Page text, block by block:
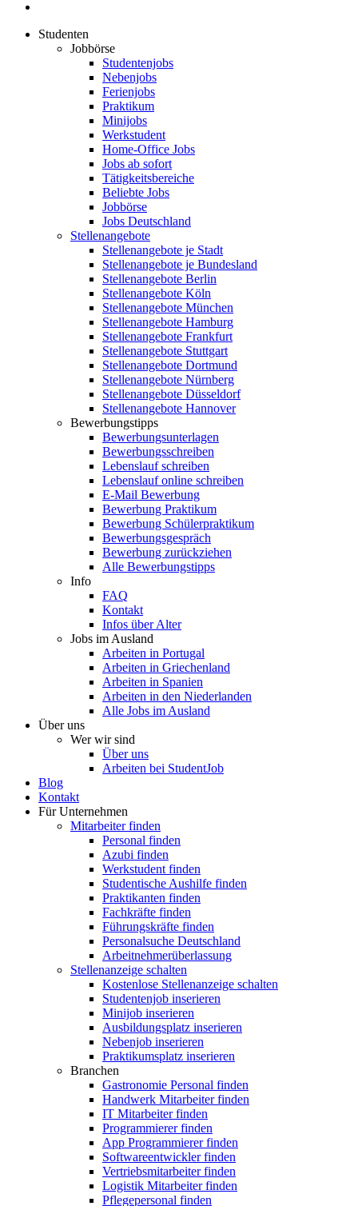
Studenten
Jobbörse
Studentenjobs
Nebenjobs
Ferienjobs
Praktikum
Minijobs
Werkstudent
Home-Office Jobs
Jobs ab sofort
Tätigkeitsbereiche
Beliebte Jobs
Jobbörse
Jobs Deutschland
Stellenangebote
Stellenangebote je Stadt
Stellenangebote je Bundesland
Stellenangebote Berlin
Stellenangebote Köln
Stellenangebote München
Stellenangebote Hamburg
Stellenangebote Frankfurt
Stellenangebote Stuttgart
Stellenangebote Dortmund
Stellenangebote Nürnberg
Stellenangebote Düsseldorf
Stellenangebote Hannover
Bewerbungstipps
Bewerbungsunterlagen
Bewerbungsschreiben
Lebenslauf schreiben
Lebenslauf online schreiben
E-Mail Bewerbung
Bewerbung Praktikum
Bewerbung Schülerpraktikum
Bewerbungsgespräch
Bewerbung zurückziehen
Alle Bewerbungstipps
Info
FAQ
Kontakt
Infos über Alter
Jobs im Ausland
Arbeiten in Portugal
Arbeiten in Griechenland
Arbeiten in Spanien
Arbeiten in den Niederlanden
Alle Jobs im Ausland
Über uns
Wer wir sind
Über uns
Arbeiten bei StudentJob
Blog
Kontakt
Für Unternehmen
Mitarbeiter finden
Personal finden
Azubi finden
Werkstudent finden
Studentische Aushilfe finden
Praktikanten finden
Fachkräfte finden
Führungskräfte finden
Personalsuche Deutschland
Arbeitnehmerüberlassung
Stellenanzeige schalten
Kostenlose Stellenanzeige schalten
Studentenjob inserieren
Minijob inserieren
Ausbildungsplatz inserieren
Nebenjob inserieren
Praktikumsplatz inserieren
Branchen
Gastronomie Personal finden
Handwerk Mitarbeiter finden
IT Mitarbeiter finden
Programmierer finden
App Programmierer finden
Softwareentwickler finden
Vertriebsmitarbeiter finden
Logistik Mitarbeiter finden
Pflegepersonal finden